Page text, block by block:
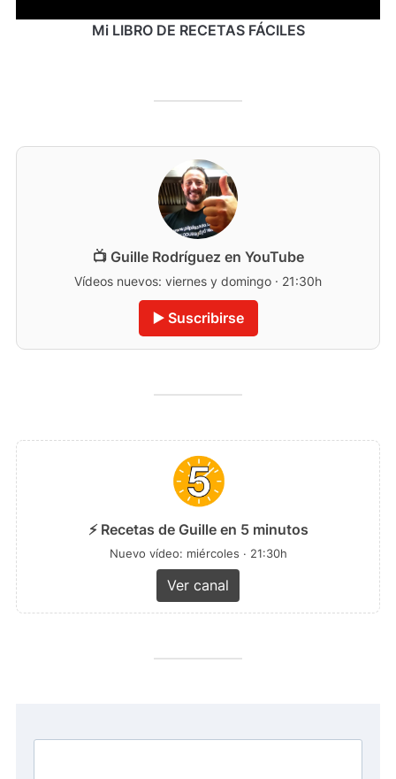
Mi LIBRO DE RECETAS FÁCILES
📺 Guille Rodríguez en YouTube
Vídeos nuevos: viernes y domingo · 21:30h
▶️ Suscribirse
⚡ Recetas de Guille en 5 minutos
Nuevo vídeo: miércoles · 21:30h
Ver canal